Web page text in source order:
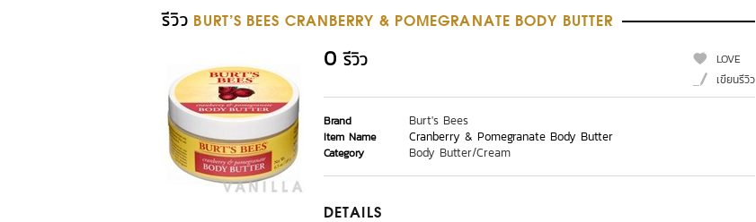
รีวิว BURT'S BEES CRANBERRY & POMEGRANATE BODY BUTTER
0 รีวิว
LOVE
เขียนรีวิว
Brand Burt's Bees
Item Name Cranberry & Pomegranate Body Butter
Category Body Butter/Cream
DETAILS